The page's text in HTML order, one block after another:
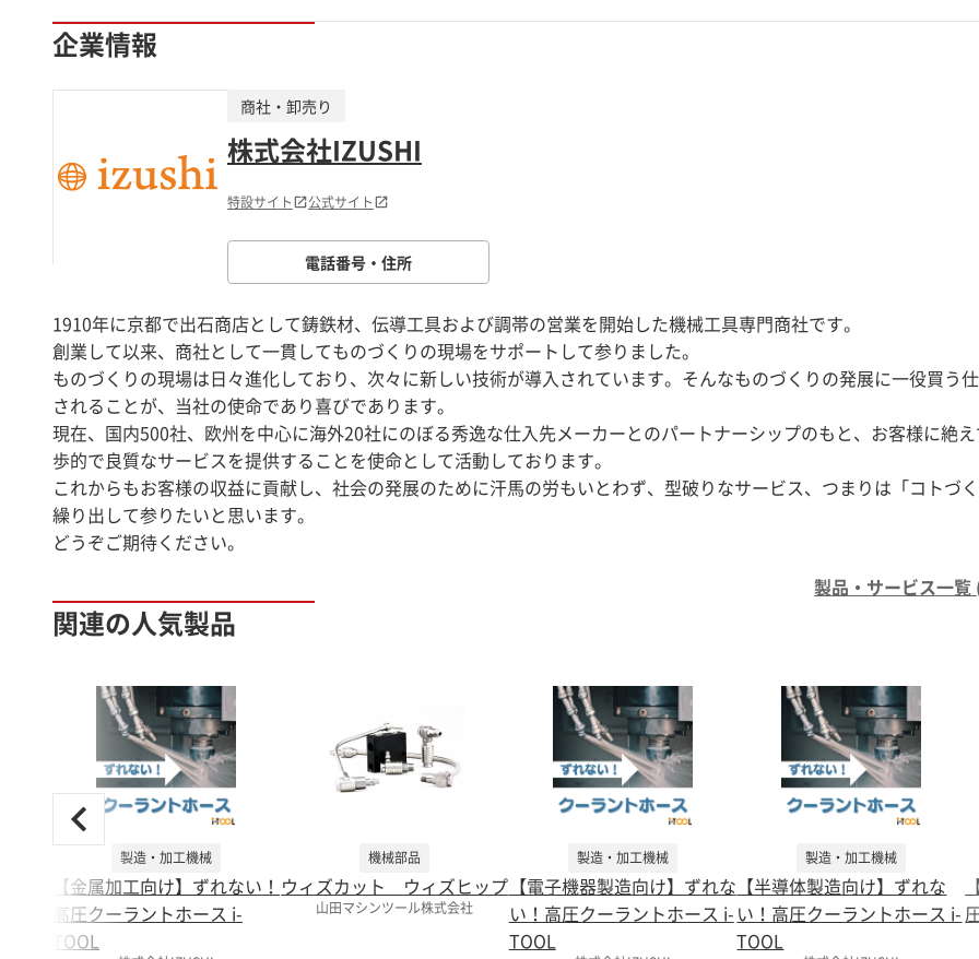
企業情報
株式会社IZUSHI
商社・卸売り
特設サイト 公式サイト
電話番号・住所
1910年に京都で出石商店として鋳鉄材、伝導工具および調帯の営業を開始した機械工具専門商社です。
創業して以来、商社として一貫してものづくりの現場をサポートして参りました。
ものづくりの現場は日々進化しており、次々に新しい技術が導入されています。そんなものづくりの発展に一役買う
されることが、当社の使命であり喜びであります。
現在、国内500社、欧州を中心に海外20社にのぼる秀逸な仕入先メーカーとのパートナーシップのもと、お客様に絶
歩的で良質なサービスを提供することを使命として活動しております。
これからもお客様の収益に貢献し、社会の発展のために汗馬の労もいとわず、型破りなサービス、つまりは「コトづ
繰り出して参りたいと思います。
製品・サービス一覧
関連の人気製品
製造・加工機械
【金属加工向け】ずれない！
高圧クーラントホース i-
TOOL
機械部品
ウィズカット ウィズヒップ
山田マシンツール株式会社
製造・加工機械
【電子機器製造向け】ずれな
い！高圧クーラントホース i-
TOOL
製造・加工機械
【半導体製造向け】ずれな
い！高圧クーラントホース i-
TOOL